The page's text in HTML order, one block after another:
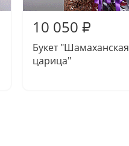
10 050 ₽
Букет "Шамаханская
царица"